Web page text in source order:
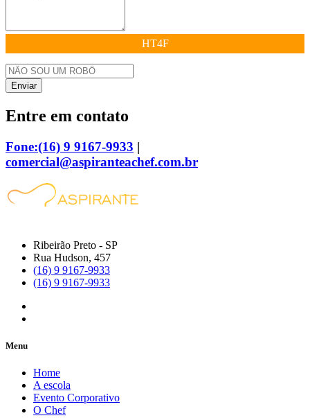
HT4F
Enviar
Entre em contato
Fone:(16) 9 9167-9933 |
comercial@aspiranteachef.com.br
Ribeirão Preto - SP
Rua Hudson, 457
(16) 9 9167-9933
(16) 9 9167-9933
Menu
Home
A escola
Evento Corporativo
O Chef